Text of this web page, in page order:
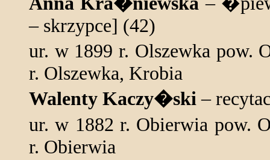
– skrzypce] (42)
ur. w 1899 r. Olszewka
r. Olszewka, Krobia
Walenty Kaczy�ski –
ur. w 1882 r. Obierwia pow.
r. Obierwia